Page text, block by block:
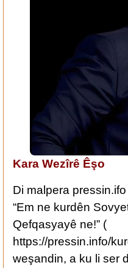
Kara Wezîrê Êşo
Di malpera
“Em ne kurdên
Qefqasyayê ne!” (
https://pressin.info/
weşandin, a ku li ser